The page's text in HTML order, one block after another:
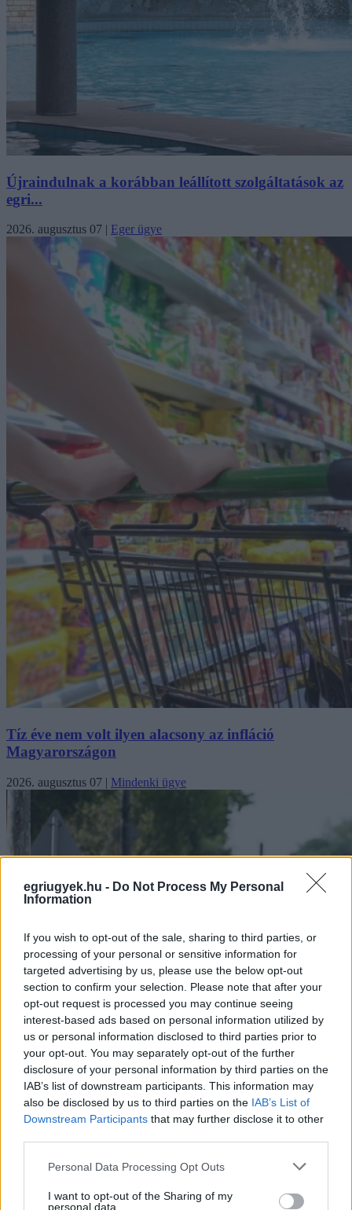
egriugyek.hu - Do Not Process My Personal
Information
If you wish to opt-out of the sale, sharing to third parties, or
processing of your personal or sensitive information for
targeted advertising by us, please use the below opt-out
section to confirm your selection. Please note that after your
opt-out request is processed you may continue seeing
interest-based ads based on personal information utilized by
us or personal information disclosed to third parties prior to
your opt-out. You may separately opt-out of the further
disclosure of your personal information by third parties on the
IAB’s list of downstream participants. This information may
also be disclosed by us to third parties on the IAB’s List of
Downstream Participants that may further disclose it to other
Please note that this website/app uses one or more Google
not limited to your visit or usage behaviour. You may click to
Personal Data Processing Opt Outs
I want to opt-out of the Sharing of my
personal data.
Újraindulnak a korábban leállított szolgáltatások az
egri...
2026. augusztus 07 | Eger ügye
Tíz éve nem volt ilyen alacsony az infláció
Magyarországon
2026. augusztus 07 | Mindenki ügye